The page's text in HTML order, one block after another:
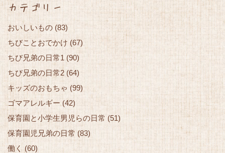
カテゴリー
おいしいもの (83)
ちびことおでかけ (67)
ちび兄弟の日常1(90)
ちび兄弟の日常2 (64)
キッズのおもちゃ (99)
ゴマアレルギー (42)
保育園と小学生男児らの日常 (51)
保育園児兄弟の日常(83)
働く(60)